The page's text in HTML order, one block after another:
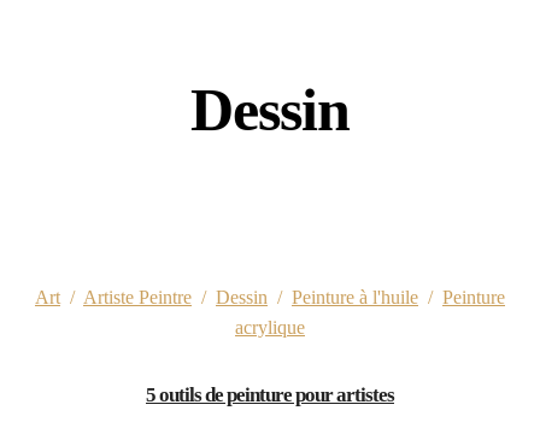
Dessin
Art / Artiste Peintre / Dessin / Peinture à l'huile / Peinture
acrylique
5 outils de peinture pour artistes